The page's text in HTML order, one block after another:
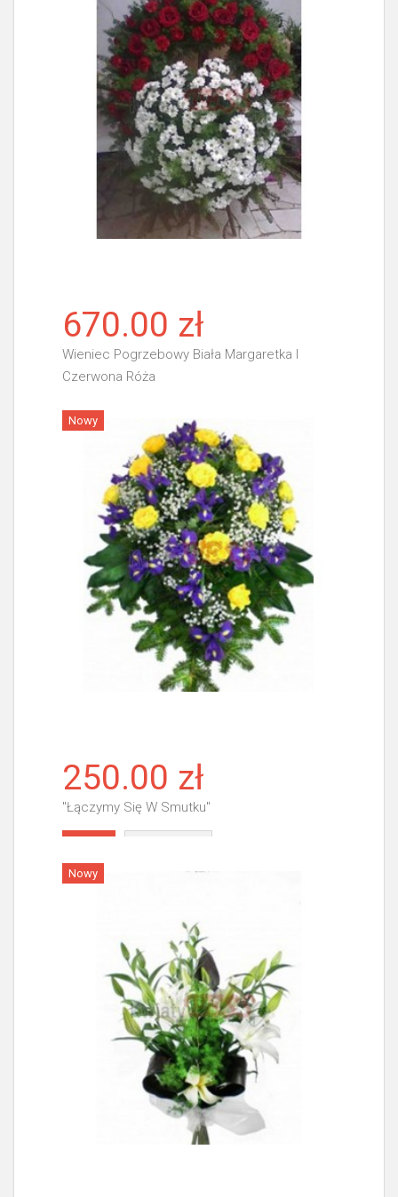
670.00 zł
Wieniec Pogrzebowy Biała Margaretka I
Czerwona Róża
Więcej
Nowy
250.00 zł
"Łączymy Się W Smutku"
Nowy